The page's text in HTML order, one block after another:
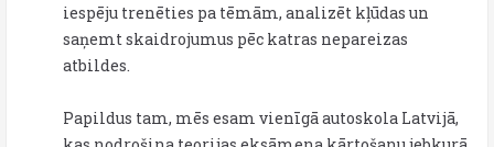
iespēju trenēties pa tēmām, analizēt kļūdas un
saņemt skaidrojumus pēc katras nepareizas
atbildes.
Papildus tam, mēs esam vienīgā autoskola Latvijā,